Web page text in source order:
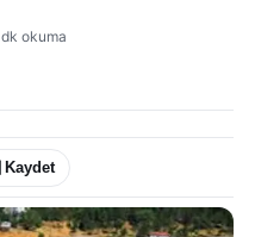
dk okuma
Kaydet